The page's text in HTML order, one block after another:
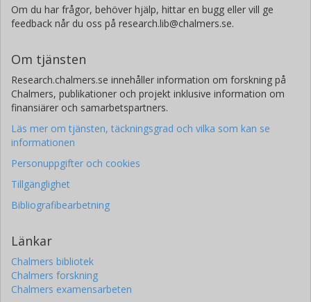
Om du har frågor, behöver hjälp, hittar en bugg eller vill ge
feedback når du oss på research.lib@chalmers.se.
Om tjänsten
Research.chalmers.se innehåller information om forskning på
Chalmers, publikationer och projekt inklusive information om
finansiärer och samarbetspartners.
Läs mer om tjänsten, täckningsgrad och vilka som kan se
informationen
Personuppgifter och cookies
Tillgänglighet
Bibliografibearbetning
Länkar
Chalmers bibliotek
Chalmers forskning
Chalmers examensarbeten